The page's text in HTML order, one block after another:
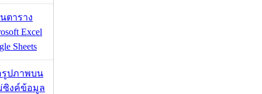
ตาราง
Excel
Sheets
รูปภาพบน
ซิงค์ข้อมูล